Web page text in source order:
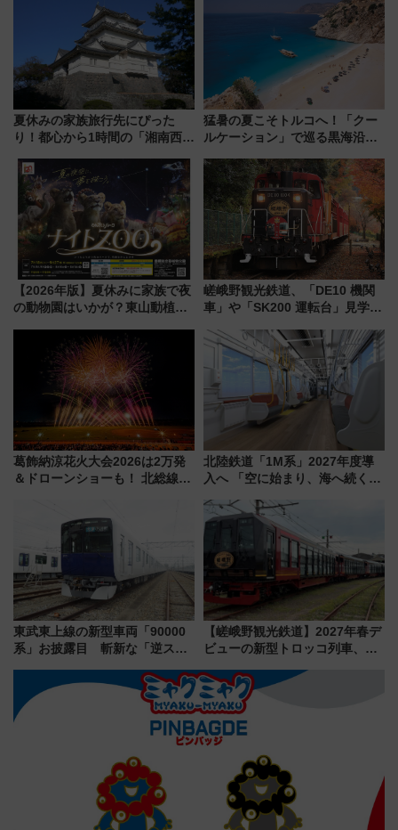
夏休みの家族旅行先にぴった
り！都心から1時間の「湘南西エ
島とは異なる魅力を持つ今夏の
注目スポット
猛暑の夏こそトルコへ！「クー
ルケーション」で巡る黒海沿岸
連検索数が前年比237％増、ナ
ショジオも認める『2026年に訪
れるべき世界の旅先』
【2026年版】夏休みに家族で夜
の動物園はいかが？東山動植物
ZOO」開催情報
嵯峨野観光鉄道、「DE10 機関
車」や「SK200 運転台」見学ツ
トの一環で激レア体験できちゃ
うかも 参加方法やスケジュール
をご紹介
葛飾納涼花火大会2026は2万発
＆ドローンショーも！ 北総線を
光まとめ（7/28開催）
北陸鉄道「1M系」2027年度導
入へ 「空に始まり、海へ続く」
神秘的なデザイン
東武東上線の新型車両「90000
系」お披露目 斬新な「逆スラ
放的な車内空間に注目、デビュ
ーは9月
【嵯峨野観光鉄道】2027年春デ
ビューの新型トロッコ列車、い
は2026年で引退